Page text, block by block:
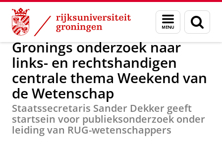
Skip
Content
Skip
Navigation
Menu
en
zoeken
Over ons Actueel Nieuws Nieuwsberichten
Gronings onderzoek naar
links- en rechtshandigen
centrale thema Weekend van
de Wetenschap
Staatssecretaris Sander Dekker geeft
startsein voor publieksonderzoek onder
leiding van RUG-wetenschappers